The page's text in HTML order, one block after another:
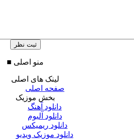
■ منو اصلی
لینک های اصلی
صفحه اصلی
بخش موزیک
دانلود آهنگ
دانلود آلبوم
دانلود ریمیکس
دانلود موزیک ویدیو